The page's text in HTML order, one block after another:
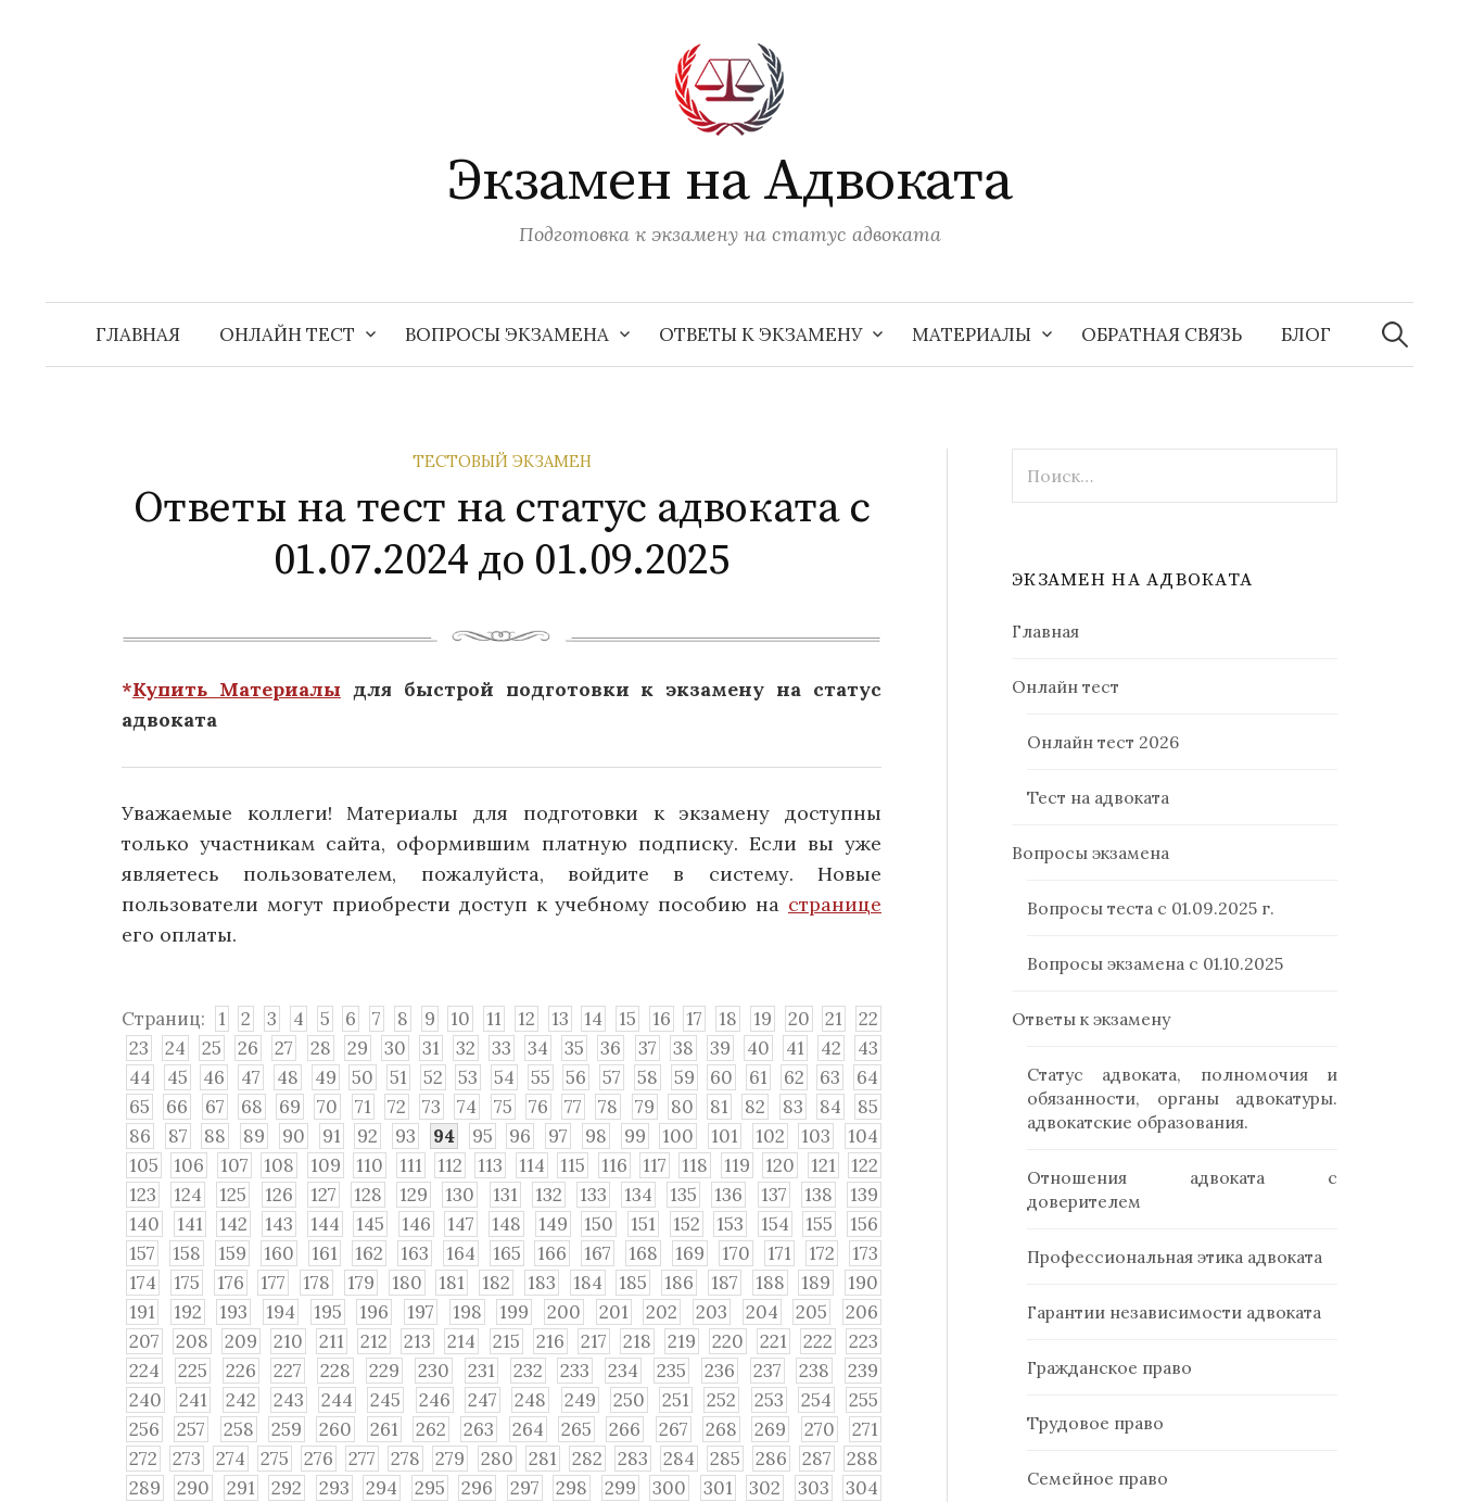
Экзамен на Адвоката
Подготовка к экзамену на статус адвоката
ГЛАВНАЯ ОНЛАЙН ТЕСТ ВОПРОСЫ ЭКЗАМЕНА ОТВЕТЫ К ЭКЗАМЕНУ МАТЕРИАЛЫ ОБРАТНАЯ СВЯЗЬ БЛОГ
Найти:
ТЕСТОВЫЙ ЭКЗАМЕН
Ответы на тест на статус адвоката с
01.07.2024 до 01.09.2025
*Купить Материалы для быстрой подготовки к экзамену на статус
адвоката
Уважаемые коллеги! Материалы для подготовки к экзамену доступны
только участникам сайта, оформившим платную подписку. Если вы уже
являетесь пользователем, пожалуйста, войдите в систему. Новые
пользователи могут приобрести доступ к учебному пособию на странице
его оплаты.
Страниц: 1 2 3 4 5 6 7 8 9 10 11 12 13 14 15 16 17 18 19 20 21
22
23
24 25 26 27 28 29 30 31 32 33 34 35 36 37 38 39 40 41 42
43
44
45 46 47 48 49 50 51 52 53 54 55 56 57 58 59 60 61 62 63
64
65
66 67 68 69 70 71 72 73 74 75 76 77 78 79 80 81 82 83 84
85
86
87 88 89 90 91 92 93 94 95 96 97 98 99 100 101 102 103
104
105
106 107 108 109 110 111 112 113 114 115 116 117 118 119 120 121
122
123
124 125 126 127 128 129 130 131 132 133 134 135 136 137 138
139
140
141 142 143 144 145 146 147 148 149 150 151 152 153 154 155
156
157
158 159 160 161 162 163 164 165 166 167 168 169 170 171 172
173
174
175 176 177 178 179 180 181 182 183 184 185 186 187 188 189
190
191
192 193 194 195 196 197 198 199 200 201 202 203 204 205
206
207
208 209 210 211 212 213 214 215 216 217 218 219 220 221 222
223
224
225 226 227 228 229 230 231 232 233 234 235 236 237 238
239
240
241 242 243 244 245 246 247 248 249 250 251 252 253 254
255
256
257 258 259 260 261 262 263 264 265 266 267 268 269 270
271
272
273 274 275 276 277 278 279 280 281 282 283 284 285 286 287
288
289
290 291 292 293 294 295 296 297 298 299 300 301 302 303
304
ЭКЗАМЕН НА АДВОКАТА
Главная
Онлайн тест
Онлайн тест 2026
Тест на адвоката
Вопросы экзамена
Вопросы теста с 01.09.2025 г.
Вопросы экзамена с 01.10.2025
Ответы к экзамену
Статус адвоката, полномочия и
обязанности, органы адвокатуры.
адвокатские образования.
Отношения адвоката с
доверителем
Профессиональная этика адвоката
Гарантии независимости адвоката
Гражданское право
Трудовое право
Семейное право